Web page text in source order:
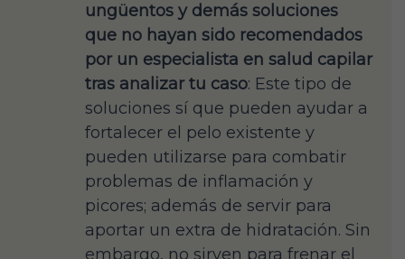
ungüentos y demás soluciones
que no hayan sido recomendados
por un especialista en salud capilar
tras analizar tu caso: Este tipo de
soluciones sí que pueden ayudar a
fortalecer el pelo existente y
pueden utilizarse para combatir
problemas de inflamación y
picores; además de servir para
aportar un extra de hidratación. Sin
embargo, no sirven para frenar el